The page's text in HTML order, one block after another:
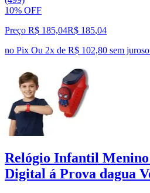
10% OFF
Preço R$ 185,04R$ 185,04
no Pix Ou 2x de R$ 102,80 sem juros
Relógio Infantil
Digital á Prova dagua